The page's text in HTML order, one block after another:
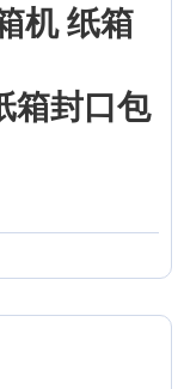
机 纸箱
箱封口包